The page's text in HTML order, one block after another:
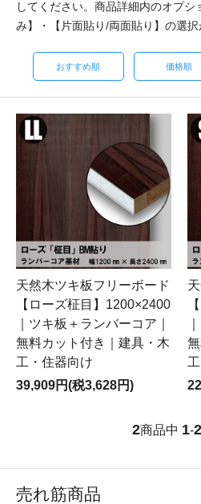
してください。商品詳細内のオプ
み】・【片面貼り/両面貼り】の選択
おすすめ順 価格順
天然木ツキ板フリーボード
【ローズ柾目】1200×2400
｜ツキ板＋ランバーコア｜
無料カット付き｜建具・木
工・住器向け
39,909円(税3,628円)
2商品中 1-2
売れ筋商品